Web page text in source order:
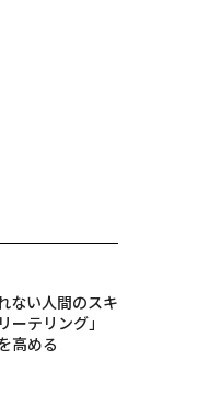
ない人間のスキ
テリング」
高める